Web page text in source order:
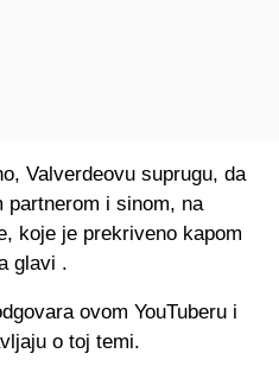
Valverdeovu suprugu, da
i sinom, na
koje je prekriveno kapom
glavi .
ovom YouTuberu i
o toj temi.